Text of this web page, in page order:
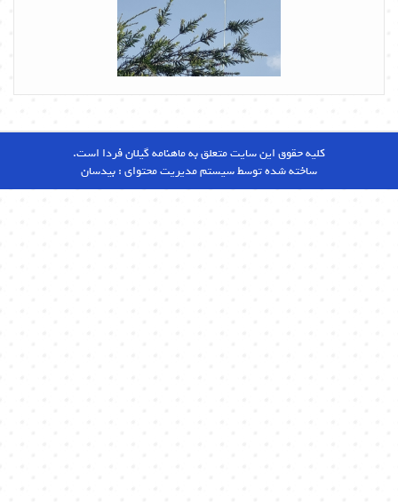
کلیه حقوق این سایت متعلق به ماهنامه گیلان فردا است.
ساخته شده توسط سیستم مدیریت محتوای :بیدسان